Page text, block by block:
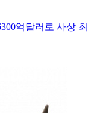
억달러로 사상 최